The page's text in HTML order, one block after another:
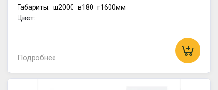
Габариты: ш2000 в180 г1600мм
Цвет:
Подробнее